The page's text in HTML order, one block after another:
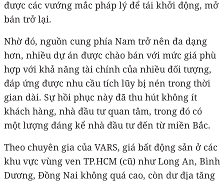
được các vướng mắc pháp lý để tái khởi động, mở
bán trở lại.
Nhờ đó, nguồn cung phía Nam trở nên đa dạng
hơn, nhiều dự án được chào bán với mức giá phù
hợp với khả năng tài chính của nhiều đối tượng,
đáp ứng được nhu cầu tích lũy bị nén trong thời
gian dài. Sự hồi phục này đã thu hút không ít
khách hàng, nhà đầu tư quan tâm, trong đó có
một lượng đáng kể nhà đầu tư đến từ miền Bắc.
Theo chuyên gia của VARS, giá bất động sản ở các
khu vực vùng ven TP.HCM (cũ) như Long An, Bình
Dương, Đồng Nai không quá cao, còn dư địa tăng